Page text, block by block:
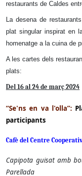
restaurants de Caldes
La desena de
plat singular inspirat en
homenatge a la cuina de
A les cartes dels
plats:
Del 16 al 24 de març 2024
“Se'ns en va l'olla”:
participants
Cafè del Centre
Capipota guisat amb
Parellada